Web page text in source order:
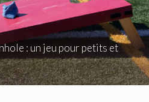
: un jeu pour petits et